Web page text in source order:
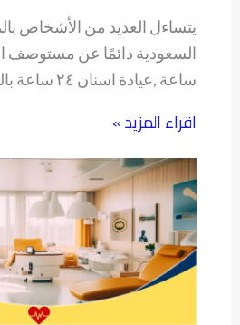
يتساءل العديد من الأشخاص
ساعة ,عيادة اسنان ٢٤ ساعة بالرياض، وذلك…
اقراء المزيد »